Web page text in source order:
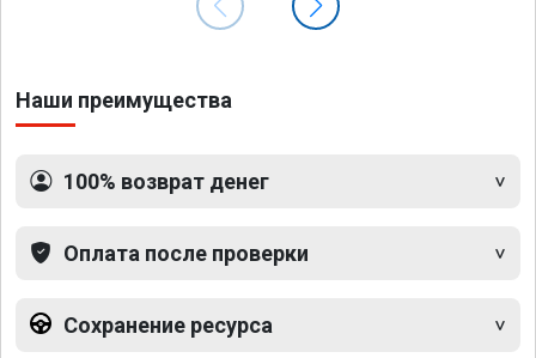
Наши преимущества
100% возврат денег
Оплата после проверки
Сохранение ресурса